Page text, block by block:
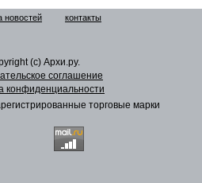
новостей контакты
(c) Архи.ру.
соглашение
конфиденциальности
торговые марки